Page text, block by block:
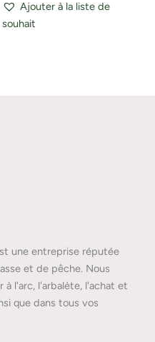
Ajouter à la liste de
souhait
une entreprise réputée
et de pêche. Nous
à l'arc, l'arbalète, l'achat et
que dans tous vos